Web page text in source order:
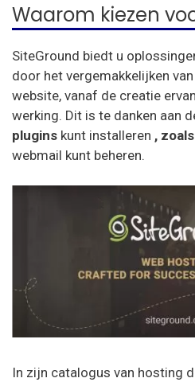
Waarom kiezen
SiteGround biedt u
door het vergemakkelijken
website, vanaf de creatie
werking. Dit is te danken aan
plugins kunt installeren ,
webmail kunt beheren.
In zijn catalogus van hosting